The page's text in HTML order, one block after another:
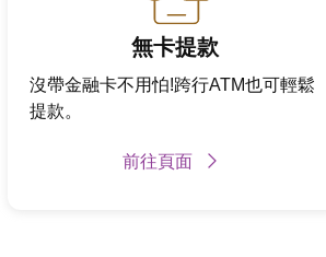
無卡提款
沒帶金融卡不用怕!跨行ATM也可輕鬆
提款。
前往頁面